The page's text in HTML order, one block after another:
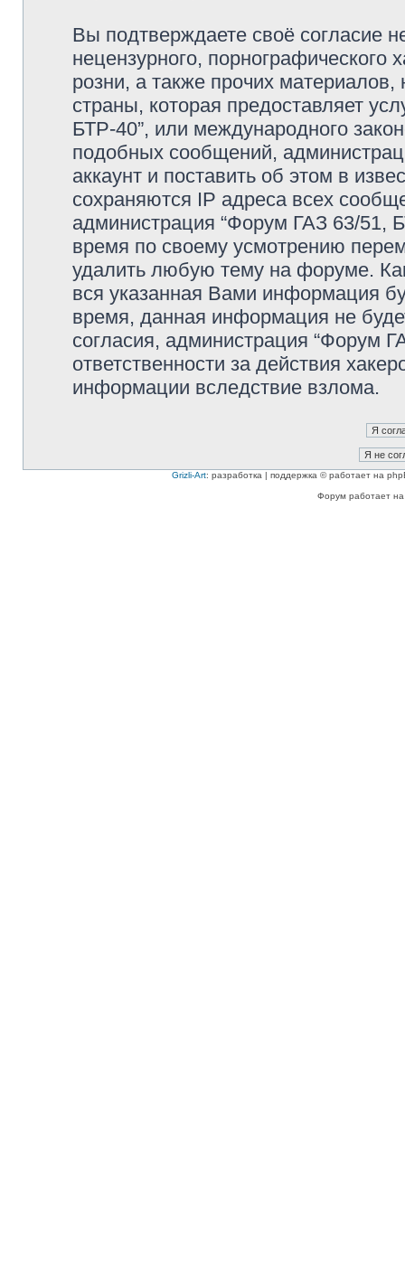
Вы подтверждаете своё согласие
нецензурного, порнографического
розни, а также прочих
страны, которая предоставляет
БТР-40”, или международного
подобных сообщений,
аккаунт и поставить об этом в
сохраняются IP адреса всех
администрация “Форум ГАЗ 63/51,
время по своему усмотрению
удалить любую тему на форуме.
вся указанная Вами информация
время, данная информация не
согласия, администрация “Форум
ответственности за действия
информации вследствие взлома.
Grizli-Art: разработка | поддержка © работает на
Форум работает